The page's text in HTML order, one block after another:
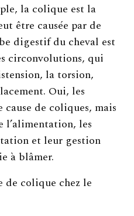
la colique est la
être causée par de
digestif du cheval est
circonvolutions, qui
la torsion,
Oui, les
de coliques, mais
l’alimentation, les
et leur gestion
à blâmer.
de colique chez le